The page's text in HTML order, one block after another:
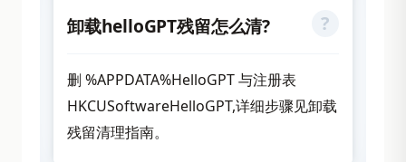
卸载helloGPT残留怎么清?
删 %APPDATA%HelloGPT 与注册表
HKCUSoftwareHelloGPT,详细步骤见卸载
残留清理指南。